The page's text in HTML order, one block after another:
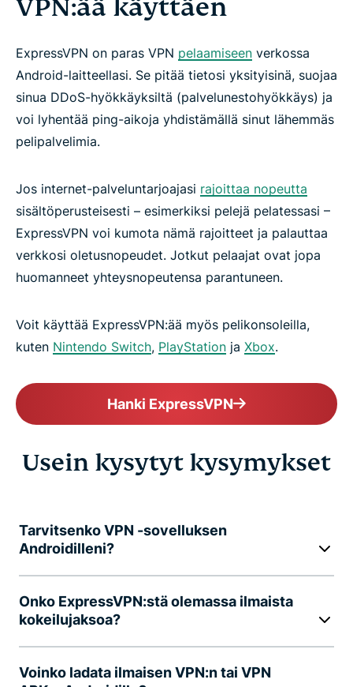
VPN:ää käyttäen
ExpressVPN on paras VPN pelaamiseen verkossa
Android-laitteellasi. Se pitää tietosi yksityisinä, suojaa
sinua DDoS-hyökkäyksiltä (palvelunestohyökkäys) ja
voi lyhentää ping-aikoja yhdistämällä sinut lähemmäs
pelipalvelimia.
Jos internet-palveluntarjoajasi rajoittaa nopeutta
sisältöperusteisesti – esimerkiksi pelejä pelatessasi –
ExpressVPN voi kumota nämä rajoitteet ja palauttaa
verkkosi oletusnopeudet. Jotkut pelaajat ovat jopa
huomanneet yhteysnopeutensa parantuneen.
Voit käyttää ExpressVPN:ää myös pelikonsoleilla,
kuten Nintendo Switch, PlayStation ja Xbox.
Hanki ExpressVPN
Usein kysytyt kysymykset
Tarvitsenko VPN -sovelluksen
Androidilleni?
Onko ExpressVPN:stä olemassa ilmaista
kokeilujaksoa?
Voinko ladata ilmaisen VPN:n tai VPN